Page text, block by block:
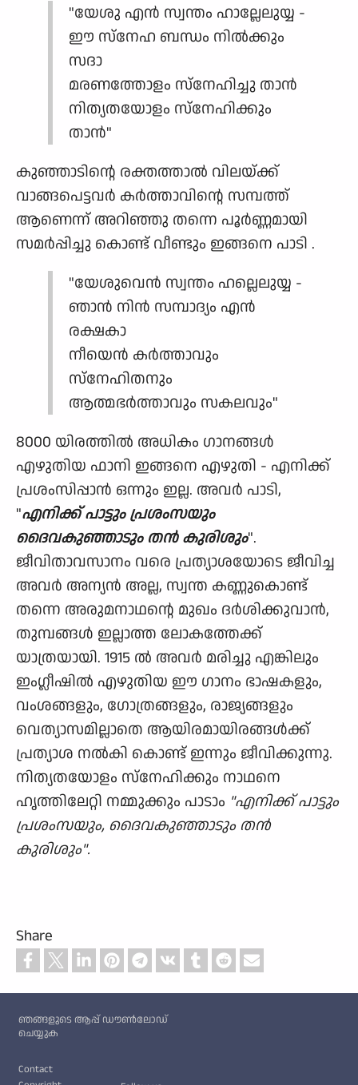
"യേശു എൻ സ്വന്തം ഹാല്ലേലുയ്യ -
ഈ സ്നേഹ ബന്ധം നിൽക്കും
സദാ
മരണത്തോളം സ്നേഹിച്ചു താൻ
നിത്യതയോളം സ്നേഹിക്കും
താൻ"
കുഞ്ഞാടിന്റെ രക്തത്താൽ വിലയ്ക്ക്
വാങ്ങപെട്ടവർ കർത്താവിന്റെ സമ്പത്ത്
ആണെന്ന് അറിഞ്ഞു തന്നെ പൂർണ്ണമായി
സമർപ്പിച്ചു കൊണ്ട് വീണ്ടും ഇങ്ങനെ പാടി .
"യേശുവെൻ സ്വന്തം ഹല്ലെലുയ്യ -
ഞാൻ നിൻ സമ്പാദ്യം എൻ
രക്ഷകാ
നീയെൻ കർത്താവും
സ്നേഹിതനും
ആത്മഭർത്താവും സകലവും"
8000 യിരത്തിൽ അധികം ഗാനങ്ങൾ
എഴുതിയ ഫാനി ഇങ്ങനെ എഴുതി - എനിക്ക്
പ്രശംസിപ്പാൻ ഒന്നും ഇല്ല. അവര്‍ പാടി,
"എനിക്ക് പാട്ടും പ്രശംസയും
ദൈവകുഞ്ഞാടും തൻ കുരിശും".
ജീവിതാവസാനം വരെ പ്രത്യാശയോടെ ജീവിച്ച
അവർ അന്യൻ അല്ല, സ്വന്ത കണ്ണുകൊണ്ട്
തന്നെ അരുമനാഥന്റെ മുഖം ദർശിക്കുവാൻ,
തുമ്പങ്ങൾ ഇല്ലാത്ത ലോകത്തേക്ക്
യാത്രയായി. 1915 ൽ അവർ മരിച്ചു എങ്കിലും
ഇംഗ്ലീഷില്‍ എഴുതിയ ഈ ഗാനം ഭാഷകളും,
വംശങ്ങളും, ഗോത്രങ്ങളും, രാജ്യങ്ങളും
വെത്യാസമില്ലാതെ ആയിരമായിരങ്ങൾക്ക്
പ്രത്യാശ നൽകി കൊണ്ട് ഇന്നും ജീവിക്കുന്നു.
നിത്യതയോളം സ്നേഹിക്കും നാഥനെ
ഹൃത്തിലേറ്റി നമ്മുക്കും പാടാം "എനിക്ക് പാട്ടും
പ്രശംസയും, ദൈവകുഞ്ഞാടും തൻ
കുരിശും".
Share
ഞങ്ങളുടെ ആപ്പ് ഡൗൺലോഡ്
ചെയ്യുക
Footer
Contact